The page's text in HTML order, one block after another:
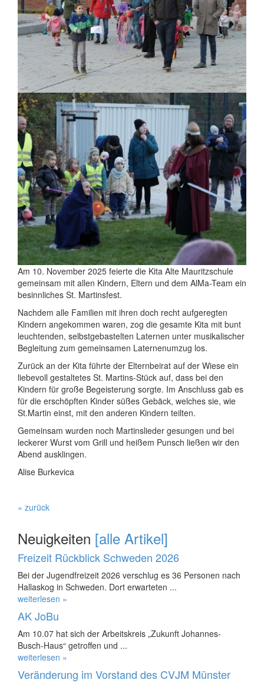
Am 10. November 2025 feierte die Kita Alte Mauritzschule
gemeinsam mit allen Kindern, Eltern und dem AlMa-Team ein
besinnliches St. Martinsfest.
Nachdem alle Familien mit ihren doch recht aufgeregten
Kindern angekommen waren, zog die gesamte Kita mit bunt
leuchtenden, selbstgebastelten Laternen unter musikalischer
Begleitung zum gemeinsamen Laternenumzug los.
Zurück an der Kita führte der Elternbeirat auf der Wiese ein
liebevoll gestaltetes St. Martins-Stück auf, dass bei den
Kindern für große Begeisterung sorgte. Im Anschluss gab es
für die erschöpften Kinder süßes Gebäck, welches sie, wie
St.Martin einst, mit den anderen Kindern teilten.
Gemeinsam wurden noch Martinslieder gesungen und bei
leckerer Wurst vom Grill und heißem Punsch ließen wir den
Abend ausklingen.
Alise Burkevica
« zurück
Neuigkeiten [alle Artikel]
Freizeit Rückblick Schweden 2026
Bei der Jugendfreizeit 2026 verschlug es 36 Personen nach
Hallaskog in Schweden. Dort erwarteten ...
weiterlesen »
AK JoBu
Am 10.07 hat sich der Arbeitskreis „Zukunft Johannes-
Busch-Haus“ getroffen und ...
weiterlesen »
Veränderung im Vorstand des CVJM Münster